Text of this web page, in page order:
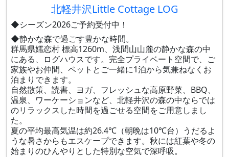
北軽井沢Little Cottage LOG
◆シーズン2026ご予約受付中！
◆静かな森で過ごす豊かな時間。
群馬県嬬恋村 標高1260m、浅間山山麓の静かな森の中
にある、ログハウスです。完全プライベート空間で、ご
家族やお仲間、ペットとご一緒に1泊から気兼ねなくお
泊まりできます。
自然散策、読書、ヨガ、フレッシュな高原野菜、BBQ、
温泉、ワーケーションなど、北軽井沢の森の中ならでは
のリラックスした時間を過ごせる空間をご用意しまし
た。
夏の平均最高気温は約26.4℃（朝晩は10℃台）うだるよ
うな暑さからもエスケープできます。秋には紅葉や冬の
始まりのひんやりとした特別な空気で深呼吸。